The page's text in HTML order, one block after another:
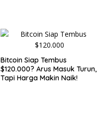
Bitcoin Siap Tembus
$120.000? Arus Masuk Turun,
Tapi Harga Makin Naik!